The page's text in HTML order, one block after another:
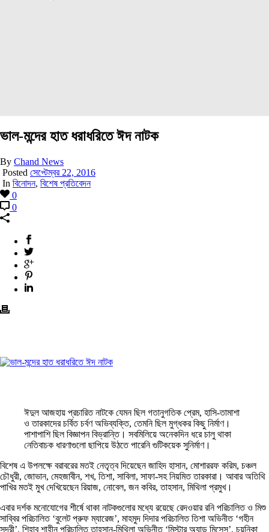
ভাল-মন্দের হাত ধরাধরিতে ঈদ নাটক
By Chand News
Posted সেপ্টেম্বর 22, 2016
In বিনোদন, বিশেষ প্রতিবেদন
0
0
ঈদুল আজহায় প্রচারিত নাটকে যেমন ছিল গতানুগতিক প্রেম, হাসি-তামাশা
ও তারকাদের চর্বিত চর্বণ অভিব্যক্তি, তেমনি ছিল মুগ্ধকর কিছু নির্মাণ।
পাশাপাশি ছিল বিজ্ঞাপন বিভ্রান্তি। সবমিলিয়ে অনেকদিন ধরে চালু থাকা
নেতিবাচক ধারণাগুলো ছাপিয়ে উঠতে পারেনি গুটিকয়েক সুনির্মাণ।
বিশেষ এ উপলক্ষে বরাবরের মতই নেতৃত্ব দিয়েছেন জাহিদ হাসান, মোশাররফ করিম, চঞ্চল
চৌধুরী, জোভান, মেহজাবীন, শখ, তিশা, সাবিলা, সাফা-সহ নিয়মিত তারকারা। আবার অতিথি
পাখির মতই মুখ দেখিয়েছেন রিয়াজ, নোবেল, জন কবির, তাহসান, মিথিলা প্রমুখ।
এবার দর্শক মনোযোগের শীর্ষে থাকা নাটকগুলোর মধ্যে রয়েছে রেদওয়ার রনি পরিচালিত ও মিশু
সাব্বির পরিচালিত ‘বুলেট প্রুফ ম্যারেজ’, মাহমুদ দিদার পরিচালিত তিশা অভিনীত ‘গহীন
সুন্দরী’, শিহাব শাহীন পরিচালিত তাহসান-মিথিলা অভিনীত ‘মিস্টার অ্যান্ড মিসেস’, চয়নিকা